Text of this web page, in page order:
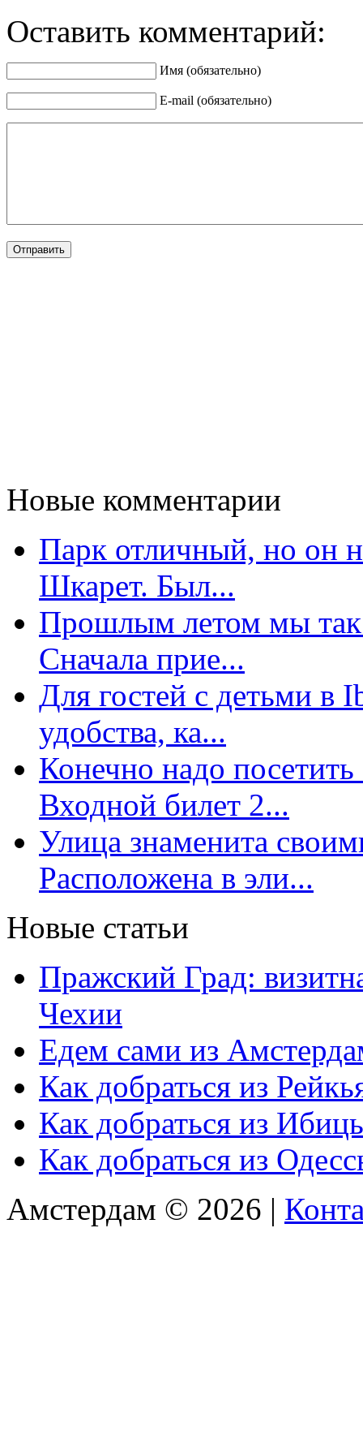
Оставить комментарий:
Имя (обязательно)
E-mail (обязательно)
Новые комментарии
Парк отличный, но он
Шкарет. Был...
Прошлым летом мы так
Сначала прие...
Для гостей с детьми в
удобства, ка...
Конечно надо посетить
Входной билет 2...
Улица знаменита
Расположена в эли...
Новые статьи
Пражский Град:
Чехии
Едем сами из
Как добраться из
Как добраться из
Как добраться из
Амстердам © 2026 |